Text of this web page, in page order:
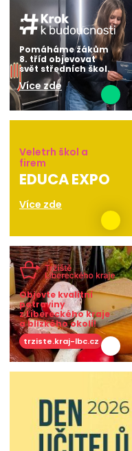
Pomáháme žákům
8. tříd objevovat
svět středních škol.
Více zde
Veletrh škol a
firem
EDUCA EXPO
Více zde
Objevte kvalitní
potraviny
z Libereckého kraje
a blízkého okolí!
trziste.kraj-lbc.cz